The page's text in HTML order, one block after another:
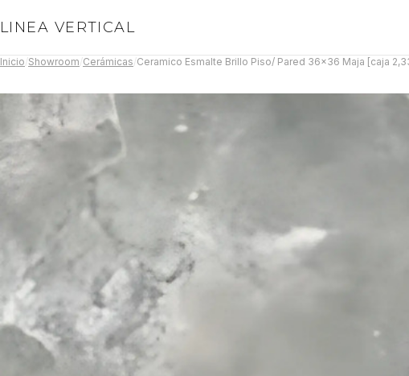
LINEA VERTICAL
Inicio Showroom Cerámicas Ceramico Esmalte Brillo Piso/ Pared 36x36 Maja [caja